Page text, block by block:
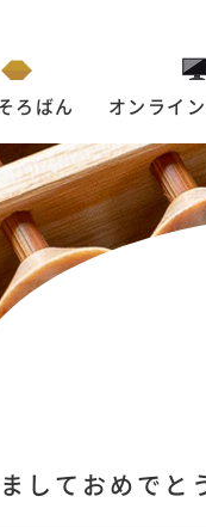
ろばん オンライ
しておめでと